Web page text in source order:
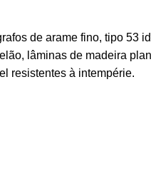
de arame fino, tipo
lâminas de madeira
resistentes à intempérie.